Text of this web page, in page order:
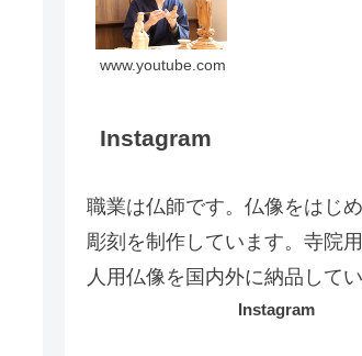
www.youtube.com
Instagram
職業は仏師です。仏像をはじ
彫刻を制作しています。寺院
人用仏像を国内外に納品してい
Instagram